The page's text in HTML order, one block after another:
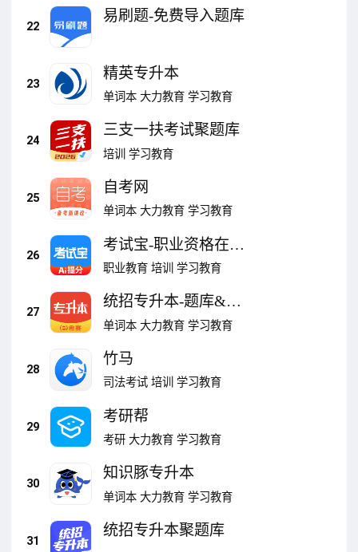
22
易刷题-免费导入题库
23
精英专升本
单词本 大力教育 学习教育
24
三支一扶考试聚题库
培训 学习教育
25
自考网
单词本 大力教育 学习教育
26
考试宝-职业资格在线
考试题库
职业教育 培训 学习教育
27
统招专升本-题库&视
频课
单词本 大力教育 学习教育
28
竹马
司法考试 培训 学习教育
29
考研帮
考研 大力教育 学习教育
30
知识豚专升本
单词本 大力教育 学习教育
31
统招专升本聚题库